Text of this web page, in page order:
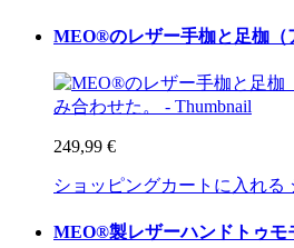
MEO®のレザー手枷と足枷（
249,99 €
ショッピングカートに入れる
MEO®製レザーハンドトゥモ